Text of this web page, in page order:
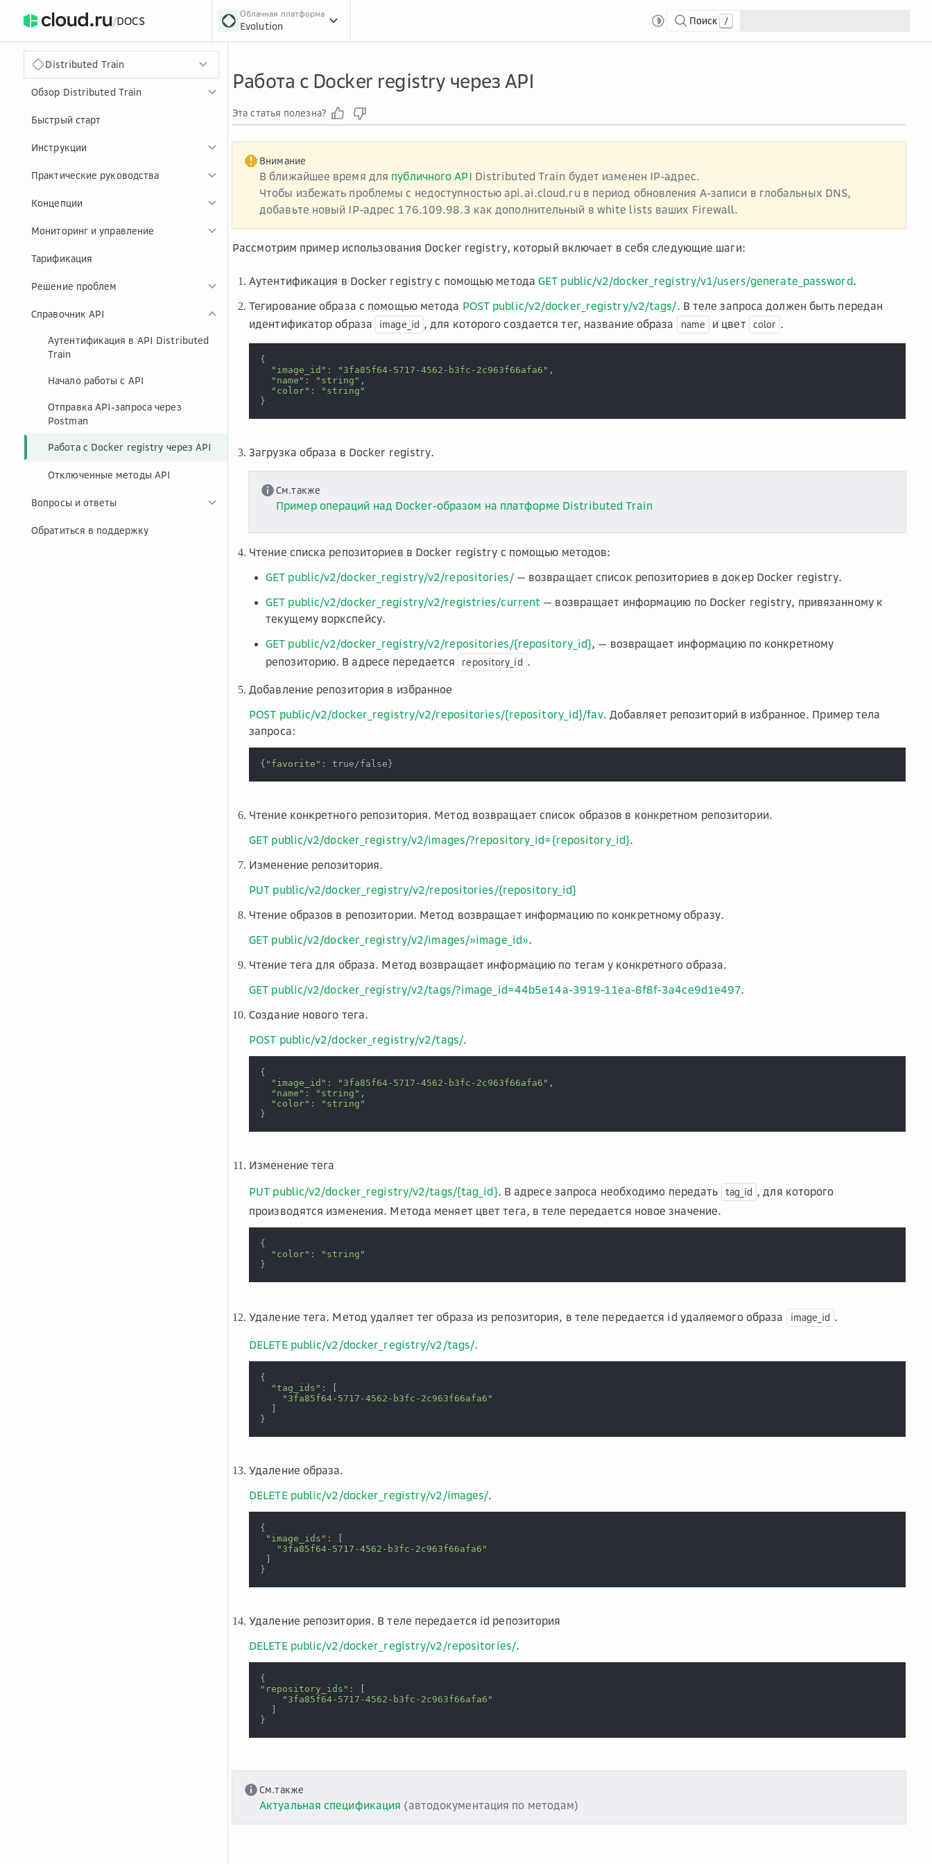
/DOCS
Облачная платформа
Evolution Поиск /
Distributed Train
Обзор Distributed Train
Быстрый старт
Инструкции
Практические руководства
Концепции
Мониторинг и управление
Тарификация
Решение проблем
Справочник API
Аутентификация в API Distributed
Train
Начало работы с API
Отправка API-запроса через
Postman
Работа с Docker registry через API
Отключенные методы API
Вопросы и ответы
Обратиться в поддержку
Работа с Docker registry через API
Эта статья полезна?
Внимание
В ближайшее время для публичного API Distributed Train будет изменен IP-адрес.
Чтобы избежать проблемы с недоступностью api.ai.cloud.ru в период обновления А-записи в глобальных DNS,
добавьте новый IP-адрес 176.109.98.3 как дополнительный в white lists ваших Firewall.
Рассмотрим пример использования Docker registry, который включает в себя следующие шаги:
Аутентификация в Docker registry с помощью метода GET public/v2/docker_registry/v1/users/generate_password.
Тегирование образа с помощью метода POST public/v2/docker_registry/v2/tags/. В теле запроса должен быть передан
идентификатор образа
image_id , для которого создается тег, название образа name и цвет color .
{
"image_id" : "3fa85f64-5717-4562-b3fc-2c963f66afa6" ,
"name" : "string" ,
"color" :
"string"
}
Загрузка образа в Docker registry.
См.также
Пример операций над Docker-образом на платформе Distributed Train
Чтение списка репозиториев в Docker registry с помощью методов:
GET public/v2/docker_registry/v2/repositories/— возвращает список репозиториев в докер Docker registry.
GET public/v2/docker_registry/v2/registries/current — возвращает информацию по Docker registry, привязанному к
текущему воркспейсу.
GET public/v2/docker_registry/v2/repositories/{repository_id}, — возвращает информацию по конкретному
репозиторию. В адресе передается
repository_id .
Добавление репозитория в избранное
POST public/v2/docker_registry/v2/repositories/{repository_id}/fav. Добавляет репозиторий в избранное. Пример тела
запроса:
{ "favorite" : true/false }
Чтение конкретного репозитория. Метод возвращает список образов в конкретном репозитории.
GET public/v2/docker_registry/v2/images/?repository_id={repository_id}.
Изменение репозитория.
PUT public/v2/docker_registry/v2/repositories/{repository_id}
Чтение образов в репозитории. Метод возвращает информацию по конкретному образу.
GET public/v2/docker_registry/v2/images/»image_id».
Чтение тега для образа. Метод возвращает информацию по тегам у конкретного образа.
GET public/v2/docker_registry/v2/tags/?image_id=44b5e14a-3919-11ea-8f8f-3a4ce9d1e497.
Создание нового тега.
POST public/v2/docker_registry/v2/tags/.
{
"image_id" : "3fa85f64-5717-4562-b3fc-2c963f66afa6" ,
"name" : "string" ,
"color" :
"string"
}
Изменение тега
PUT public/v2/docker_registry/v2/tags/{tag_id}. В адресе запроса необходимо передать tag_id , для которого
производятся изменения. Метода меняет цвет тега, в теле передается новое значение.
{
"color" :
"string"
}
Удаление тега. Метод удаляет тег образа из репозитория, в теле передается id удаляемого образа image_id .
DELETE public/v2/docker_registry/v2/tags/.
{
"tag_ids" :
"3fa85f64-5717-4562-b3fc-2c963f66afa6"
}
Удаление образа.
DELETE public/v2/docker_registry/v2/images/.
{
"image_ids" :
"3fa85f64-5717-4562-b3fc-2c963f66afa6"
}
Удаление репозитория. В теле передается id репозитория
DELETE public/v2/docker_registry/v2/repositories/.
{
"repository_ids" :
"3fa85f64-5717-4562-b3fc-2c963f66afa6"
}
См.также
Актуальная спецификация (автодокументация по методам)